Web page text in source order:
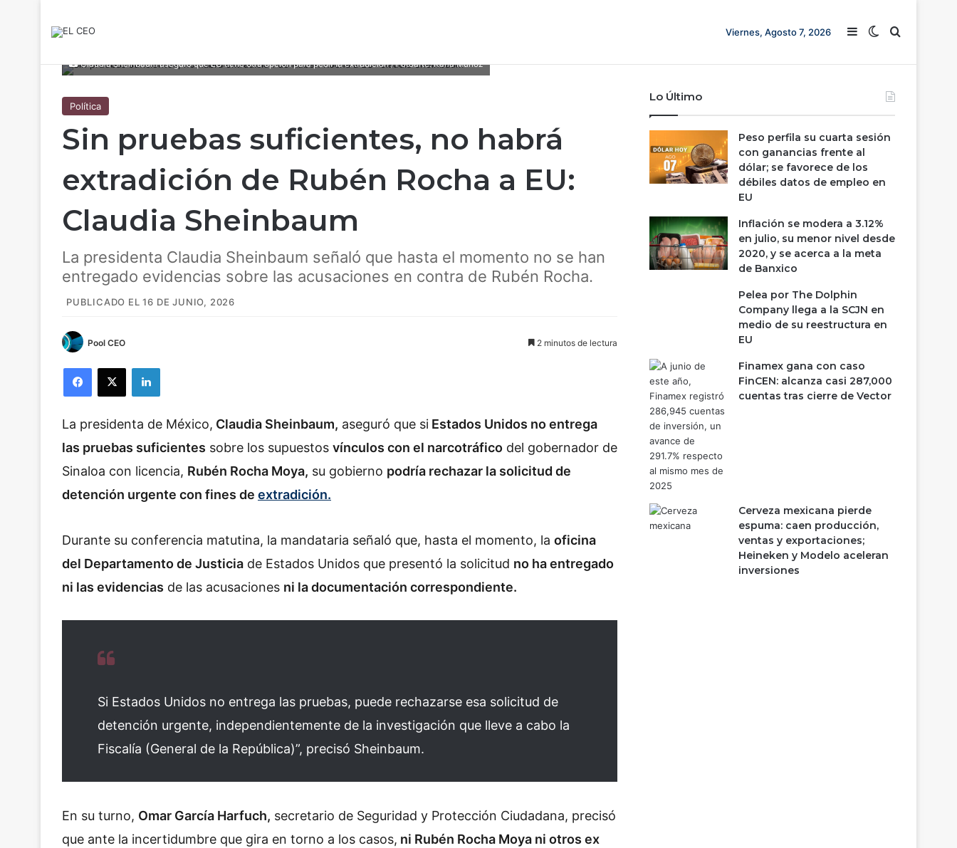
Viernes, Agosto 7, 2026 Barra lateral
Switch skin
Buscar
Claudia Sheinbaum aseguró que EU tiene otra opción para pedir la extradición / Fotoarte: Karla Muñoz
Política
Sin pruebas suficientes, no habrá
extradición de Rubén Rocha a EU:
Claudia Sheinbaum
La presidenta Claudia Sheinbaum señaló que hasta el momento no se han
entregado evidencias sobre las acusaciones en contra de Rubén Rocha.
PUBLICADO EL 16 DE JUNIO, 2026
Pool CEO 2 minutos de lectura
La presidenta de México, Claudia Sheinbaum, aseguró que si Estados Unidos no entrega
las pruebas suficientes sobre los supuestos vínculos con el narcotráfico del gobernador de
Sinaloa con licencia, Rubén Rocha Moya, su gobierno podría rechazar la solicitud de
detención urgente con fines de extradición.
Durante su conferencia matutina, la mandataria señaló que, hasta el momento, la oficina
del Departamento de Justicia de Estados Unidos que presentó la solicitud no ha entregado
ni las evidencias de las acusaciones ni la documentación correspondiente.
Si Estados Unidos no entrega las pruebas, puede rechazarse esa solicitud de
detención urgente, independientemente de la investigación que lleve a cabo la
Fiscalía (General de la República)”, precisó Sheinbaum.
En su turno, Omar García Harfuch, secretario de Seguridad y Protección Ciudadana, precisó
que ante la incertidumbre que gira en torno a los casos, ni Rubén Rocha Moya ni otros ex
Lo Último
Peso perfila su cuarta sesión
con ganancias frente al
dólar; se favorece de los
débiles datos de empleo en
EU
Inflación se modera a 3.12%
en julio, su menor nivel desde
2020, y se acerca a la meta
de Banxico
Pelea por The Dolphin
Company llega a la SCJN en
medio de su reestructura en
EU
Finamex gana con caso
FinCEN: alcanza casi 287,000
cuentas tras cierre de Vector
Cerveza mexicana pierde
espuma: caen producción,
ventas y exportaciones;
Heineken y Modelo aceleran
inversiones